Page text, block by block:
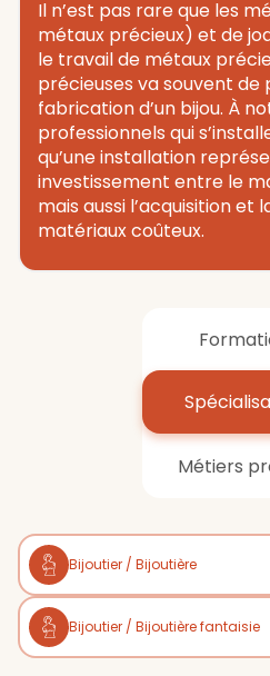
Il n’est pas rare que les
métaux précieux) et de
le travail de métaux
précieuses va souvent de
fabrication d’un bijou. À
professionnels qui
qu’une installation
investissement entre le
mais aussi l’acquisition et
matériaux coûteux.
Métiers
Bijoutier / Bijoutière
Bijoutier / Bijoutière fantaisie